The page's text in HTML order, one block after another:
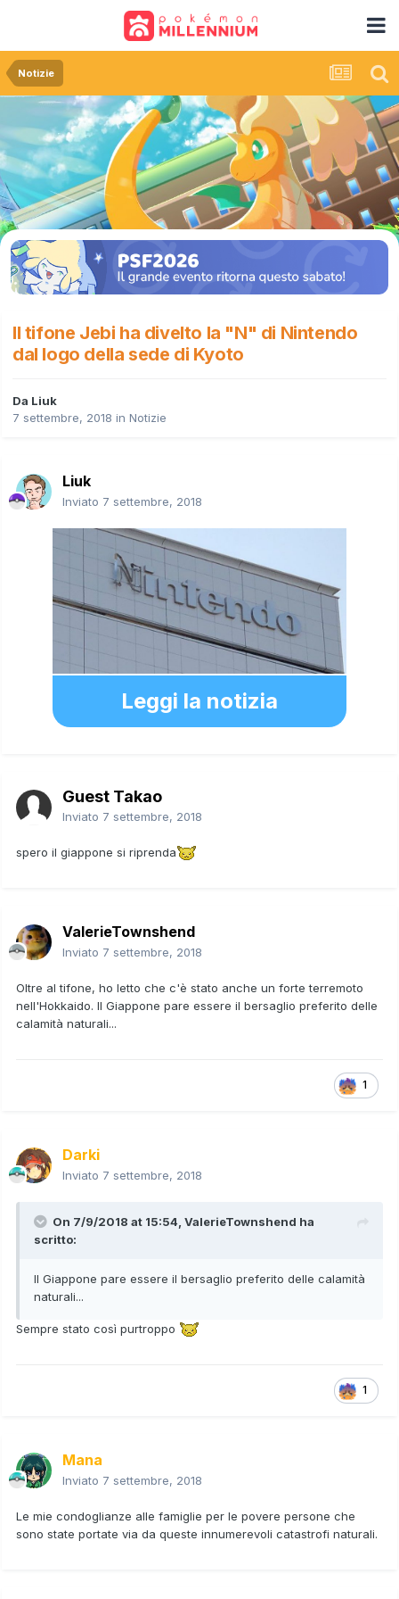
Notizie
Il tifone Jebi ha divelto la "N" di Nintendo
dal logo della sede di Kyoto
Da Liuk
7 settembre, 2018 in Notizie
Liuk
Inviato 7 settembre, 2018
Leggi la notizia
Guest Takao
Inviato 7 settembre, 2018
spero il giappone si riprenda
ValerieTownshend
Inviato 7 settembre, 2018
Oltre al tifone, ho letto che c'è stato anche un forte terremoto
nell'Hokkaido. Il Giappone pare essere il bersaglio preferito delle
calamità naturali...
1
Darki
Inviato 7 settembre, 2018
On 7/9/2018 at 15:54, ValerieTownshend ha
scritto:
Il Giappone pare essere il bersaglio preferito delle calamità
naturali...
Sempre stato così purtroppo
1
Mana
Inviato 7 settembre, 2018
Le mie condoglianze alle famiglie per le povere persone che
sono state portate via da queste innumerevoli catastrofi naturali.